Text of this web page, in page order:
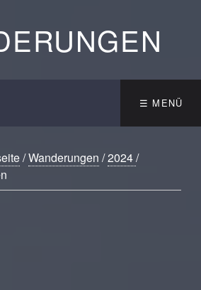
☰ MENÜ
/Wanderungen /2024/